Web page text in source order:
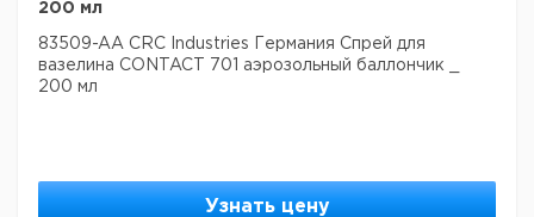
200 мл
83509-AA CRC Industries Германия Спрей для
вазелина CONTACT 701 аэрозольный баллончик _
200 мл
Узнать цену